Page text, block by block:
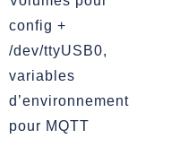
config +
/dev/ttyUSB0,
variables
d’environnement
pour MQTT